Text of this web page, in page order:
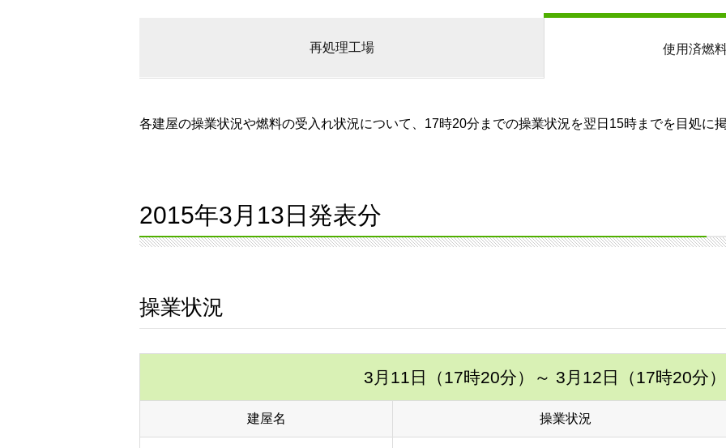
再処理工場 使用済燃
各建屋の操業状況や燃料の受入れ状況について、17時20分までの操業状況を翌日15時までを目処に掲
2015年3月13日発表分
操業状況
3月11日（17時20分） ～ 3月12日（17時20分）
建屋名 操業状況